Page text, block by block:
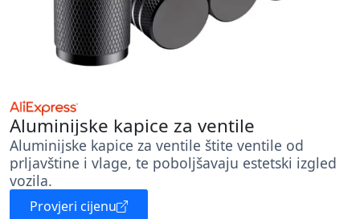
Aluminijske kapice za ventile
Aluminijske kapice za ventile štite ventile od
prljavštine i vlage, te poboljšavaju estetski izgled
vozila.
Provjeri cijenu